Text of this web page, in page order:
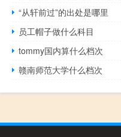
“从轩前过”的出处是哪里
员工帽子做什么科目
tommy国内算什么档次
赣南师范大学什么档次